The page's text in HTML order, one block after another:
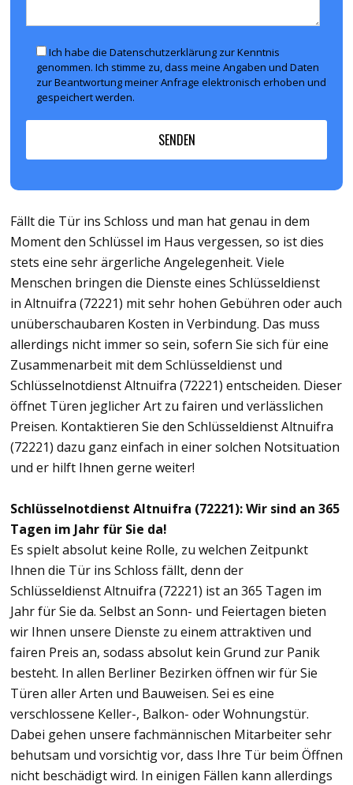
Ich habe die Datenschutzerklärung zur Kenntnis
genommen. Ich stimme zu, dass meine Angaben und Daten
zur Beantwortung meiner Anfrage elektronisch erhoben und
gespeichert werden.
Fällt die Tür ins Schloss und man hat genau in dem
Moment den Schlüssel im Haus vergessen, so ist dies
stets eine sehr ärgerliche Angelegenheit. Viele
Menschen bringen die Dienste eines Schlüsseldienst
in Altnuifra (72221) mit sehr hohen Gebühren oder auch
unüberschaubaren Kosten in Verbindung. Das muss
allerdings nicht immer so sein, sofern Sie sich für eine
Zusammenarbeit mit dem Schlüsseldienst und
Schlüsselnotdienst Altnuifra (72221) entscheiden. Dieser
öffnet Türen jeglicher Art zu fairen und verlässlichen
Preisen. Kontaktieren Sie den Schlüsseldienst Altnuifra
(72221) dazu ganz einfach in einer solchen Notsituation
und er hilft Ihnen gerne weiter!
Schlüsselnotdienst Altnuifra (72221): Wir sind an 365
Tagen im Jahr für Sie da!
Es spielt absolut keine Rolle, zu welchen Zeitpunkt
Ihnen die Tür ins Schloss fällt, denn der
Schlüsseldienst Altnuifra (72221) ist an 365 Tagen im
Jahr für Sie da. Selbst an Sonn- und Feiertagen bieten
wir Ihnen unsere Dienste zu einem attraktiven und
fairen Preis an, sodass absolut kein Grund zur Panik
besteht. In allen Berliner Bezirken öffnen wir für Sie
Türen aller Arten und Bauweisen. Sei es eine
verschlossene Keller-, Balkon- oder Wohnungstür.
Dabei gehen unsere fachmännischen Mitarbeiter sehr
behutsam und vorsichtig vor, dass Ihre Tür beim Öffnen
nicht beschädigt wird. In einigen Fällen kann allerdings